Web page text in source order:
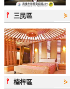
⫯ 三民區 ⋟
⫯楠梓區 ⋟